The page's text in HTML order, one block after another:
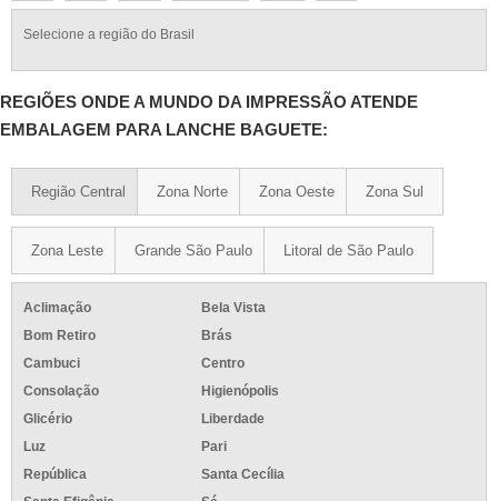
Selecione a região do Brasil
REGIÕES ONDE A MUNDO DA IMPRESSÃO ATENDE
EMBALAGEM PARA LANCHE BAGUETE:
Região Central Zona Norte Zona Oeste Zona Sul
Zona Leste Grande São Paulo Litoral de São Paulo
Aclimação
Bela Vista
Bom Retiro
Brás
Cambuci
Centro
Consolação
Higienópolis
Glicério
Liberdade
Luz
Pari
República
Santa Cecília